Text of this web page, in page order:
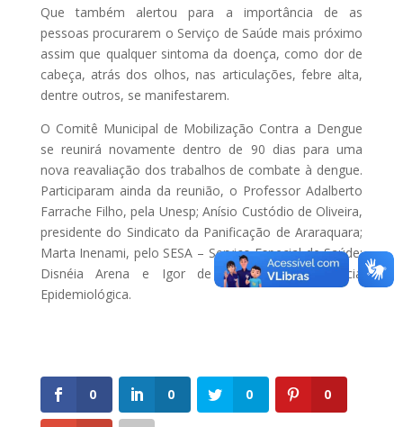
Que também alertou para a importância de as
pessoas procurarem o Serviço de Saúde mais próximo
assim que qualquer sintoma da doença, como dor de
cabeça, atrás dos olhos, nas articulações, febre alta,
dentre outros, se manifestarem.
O Comitê Municipal de Mobilização Contra a Dengue
se reunirá novamente dentro de 90 dias para uma
nova reavaliação dos trabalhos de combate à dengue.
Participaram ainda da reunião, o Professor Adalberto
Farrache Filho, pela Unesp; Anísio Custódio de Oliveira,
presidente do Sindicato da Panificação de Araraquara;
Marta Inenami, pelo SESA – Serviço Especial de Saúde;
Disnéia Arena e Igor de Oliveira, da Vigilância
Epidemiológica.
0 0 0 0